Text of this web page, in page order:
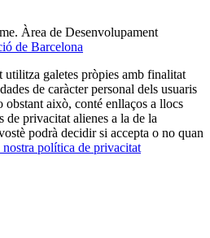
Àrea de Desenvolupament
de Barcelona
galetes pròpies amb finalitat
de caràcter personal dels usuaris
obstant això, conté enllaços a llocs
de privacitat alienes a la de la
podrà decidir si accepta o no quan
política de privacitat